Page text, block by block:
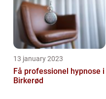
13 january 2023
Få professionel hypnose i
Birkerød